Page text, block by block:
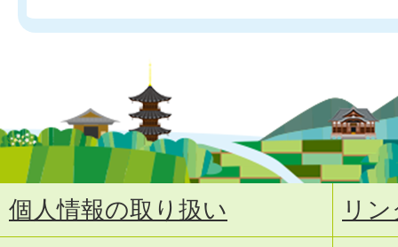
個人情報の取り扱い
リ